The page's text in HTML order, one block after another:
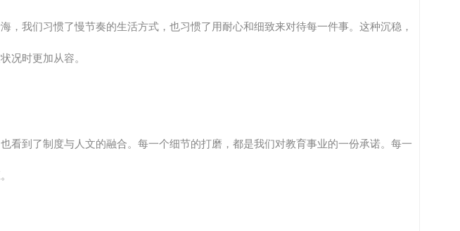
，我们习惯了慢节奏的生活方式，也习惯了用耐心和细致来对待每一件事。这种沉稳，
况时更加从容。
看到了制度与人文的融合。每一个细节的打磨，都是我们对教育事业的一份承诺。每一